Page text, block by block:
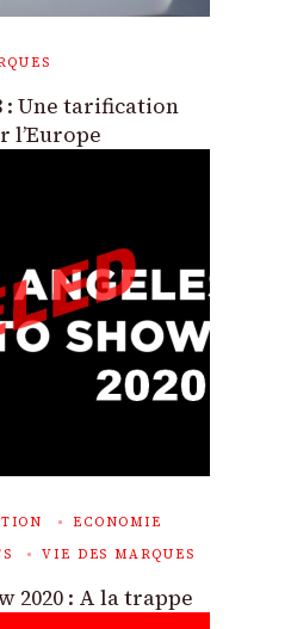
: Une tarification
l’Europe
ECONOMIE
VIE DES MARQUES
2020 : A la trappe